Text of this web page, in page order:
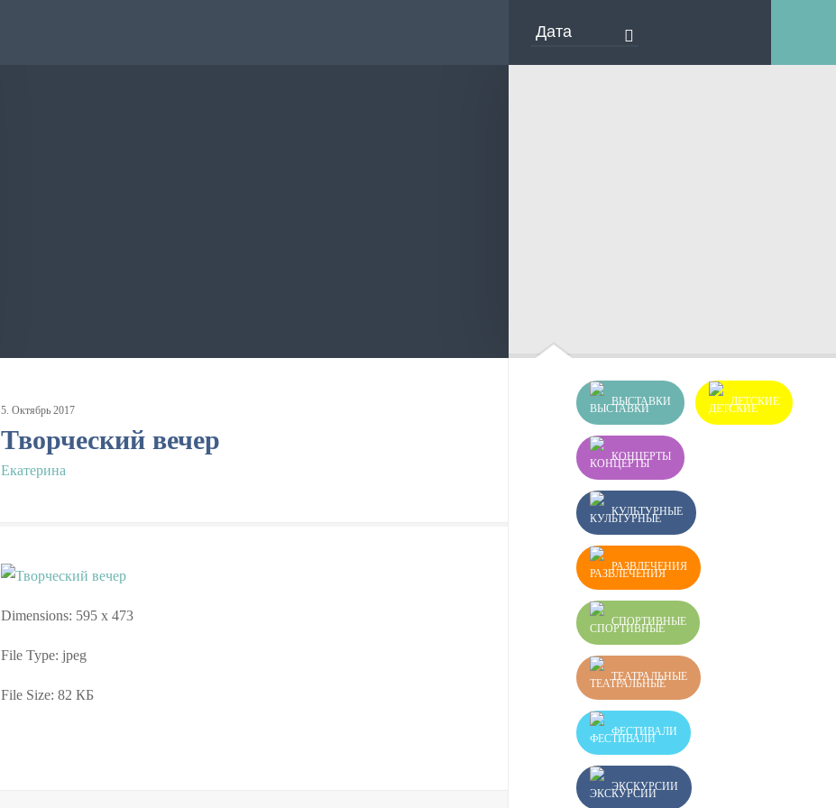
ВЫСТАВКИ ДЕТСКИЕ
КОНЦЕРТЫ
КУЛЬТУРНЫЕ
РАЗВЛЕЧЕНИЯ
СПОРТИВНЫЕ
ТЕАТРАЛЬНЫЕ
ФЕСТИВАЛИ
ЭКСКУРСИИ
5. Октябрь 2017
Творческий вечер
Екатерина
Dimensions: 595 x 473
File Type: jpeg
File Size: 82 КБ